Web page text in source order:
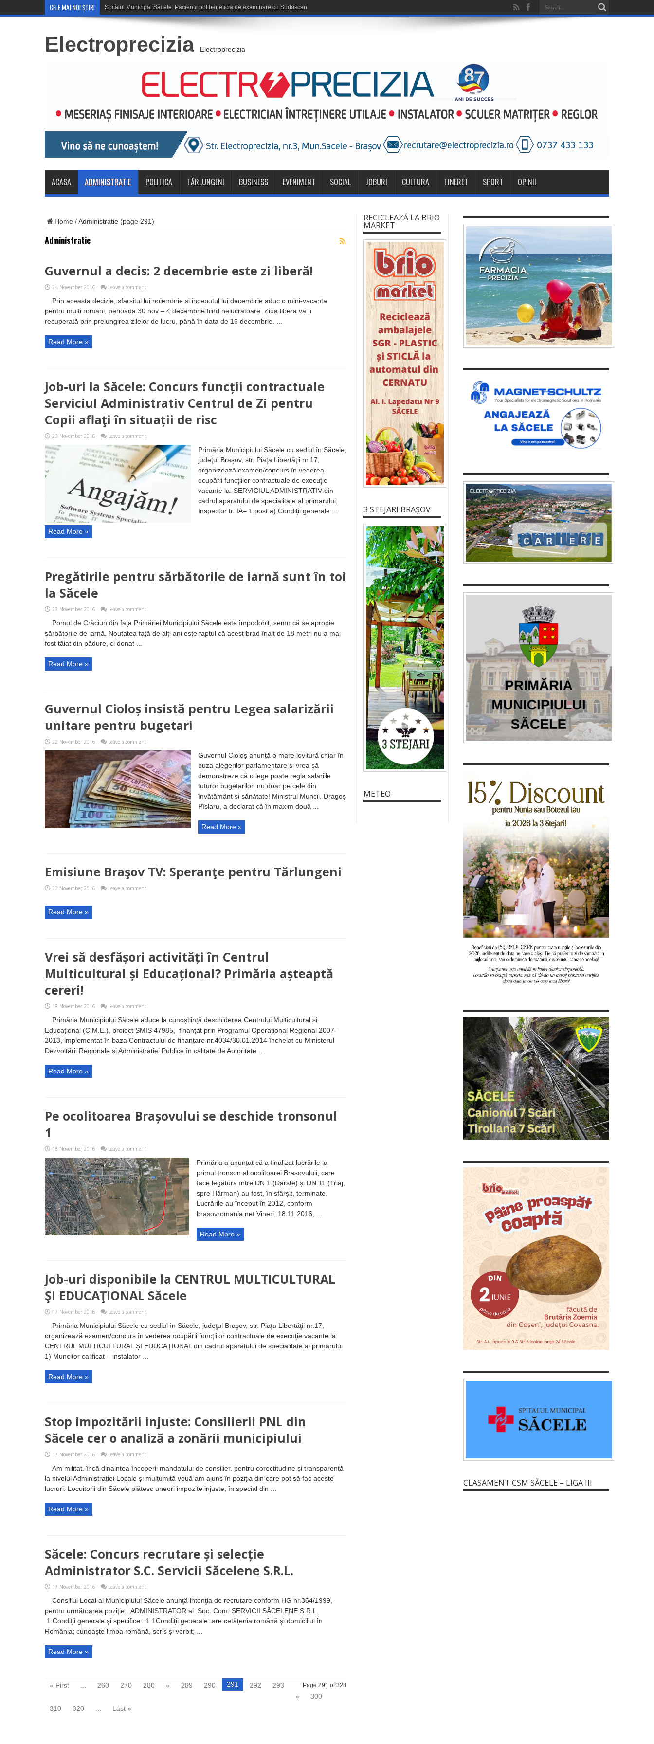
CELE MAI NOI ȘTIRI Cupa României: CSM Săce
Electroprecizia Electroprecizia
ACASA ADMINISTRATIE POLITICA TĂRLUNGENI BUSINESS EVENIMENT SOCIAL JOBURI CULTURA TINERET SPORT OPINII
Home /Administratie (page 291)
Administratie
Guvernul a decis: 2 decembrie este zi liberă!
24 November 2016 Leave a comment
Prin aceasta decizie, sfarsitul lui noiembrie si inceputul lui decembrie aduc o mini-vacanta
pentru multi romani, perioada 30 nov – 4 decembrie fiind nelucratoare. Ziua liberă va fi
recuperată prin prelungirea zilelor de lucru, până în data de 16 decembrie. ...
Read More »
Job-uri la Săcele: Concurs funcții contractuale
Serviciul Administrativ Centrul de Zi pentru
Copii aflaţi în situații de risc
23 November 2016 Leave a comment
Primăria Municipiului Săcele cu sediul în Săcele,
judeţul Braşov, str. Piaţa Libertăţii nr.17,
organizează examen/concurs în vederea
ocupării funcţiilor contractuale de execuţie
vacante la: SERVICIUL ADMINISTRATIV din
cadrul aparatului de specialitate al primarului:
Inspector tr. IA– 1 post a) Condiţii generale ...
Read More »
Pregătirile pentru sărbătorile de iarnă sunt în toi
la Săcele
23 November 2016 Leave a comment
Pomul de Crăciun din faţa Primăriei Municipiului Săcele este împodobit, semn că se apropie
sărbătorile de iarnă. Noutatea faţă de alţi ani este faptul că acest brad înalt de 18 metri nu a mai
fost tăiat din pădure, ci donat ...
Read More »
Guvernul Cioloș insistă pentru Legea salarizării
unitare pentru bugetari
22 November 2016 Leave a comment
Guvernul Cioloș anunță o mare lovitură chiar în
buza alegerilor parlamentare si vrea să
demonstreze că o lege poate regla salariile
tuturor bugetarilor, nu doar pe cele din
învătământ si sănătate! Ministrul Muncii, Dragoș
Pîslaru, a declarat că în maxim două ...
Read More »
Emisiune Braşov TV: Speranţe pentru Tărlungeni
22 November 2016 Leave a comment
Read More »
Vrei să desfășori activități în Centrul
Multicultural și Educațional? Primăria așteaptă
cereri!
18 November 2016 Leave a comment
Primăria Municipiului Săcele aduce la cunoștiință deschiderea Centrului Multicultural și
Educațional (C.M.E.), proiect SMIS 47985, finanțat prin Programul Operațional Regional 2007-
2013, implementat în baza Contractului de finanțare nr.4034/30.01.2014 încheiat cu Ministerul
Dezvoltării Regionale și Administrației Publice în calitate de Autoritate ...
Read More »
Pe ocolitoarea Brașovului se deschide tronsonul
1
18 November 2016 Leave a comment
Primăria a anunțat că a finalizat lucrările la
primul tronson al ocolitoarei Brașovuluii, care
face legătura între DN 1 (Dârste) și DN 11 (Triaj,
spre Hărman) au fost, în sfârșit, terminate.
Lucrările au început în 2012, conform
brasovromania.net Vineri, 18.11.2016, ...
Read More »
Job-uri disponibile la CENTRUL MULTICULTURAL
ŞI EDUCAŢIONAL Săcele
17 November 2016 Leave a comment
Primăria Municipiului Săcele cu sediul în Săcele, judeţul Braşov, str. Piaţa Libertăţii nr.17,
organizează examen/concurs în vederea ocupării funcţiilor contractuale de execuţie vacante la:
CENTRUL MULTICULTURAL ŞI EDUCAŢIONAL din cadrul aparatului de specialitate al primarului
1) Muncitor calificat – instalator ...
Read More »
Stop impozitării injuste: Consilierii PNL din
Săcele cer o analiză a zonării municipiului
17 November 2016 Leave a comment
Am militat, încă dinaintea începerii mandatului de consilier, pentru corectitudine și transparență
la nivelul Administrației Locale și mulțumită vouă am ajuns în poziția din care pot să fac aceste
lucruri. Locuitorii din Săcele plătesc uneori impozite injuste, în special din ...
Read More »
Săcele: Concurs recrutare și selecție
Administrator S.C. Servicii Săcelene S.R.L.
17 November 2016 Leave a comment
Consiliul Local al Municipiului Săcele anunţă intenţia de recrutare conform HG nr.364/1999,
pentru următoarea poziţie: ADMINISTRATOR al Soc. Com. SERVICII SĂCELENE S.R.L.
1.Condiţii generale şi specifice: 1.1Condiţii generale: are cetăţenia română şi domiciliul în
România; cunoaşte limba română, scris şi vorbit; ...
Read More »
Page 291 of 328
« First 260 270 280 « 289 290 291 292
293
»
300
310
320 Last »
RECICLEAZĂ LA BRIO
MARKET
3 STEJARI BRAȘOV
METEO
CLASAMENT CSM SĂCELE – LIGA III